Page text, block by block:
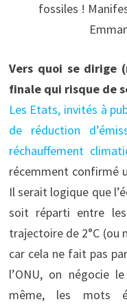
fossiles !
Vers quoi se dirige
finale qui risque de
Les Etats, invités à
de réduction
réchauffement
récemment confirmé
Il serait logique que
soit réparti entre
trajectoire de 2°C (ou
car cela ne fait pas
l’ONU, on négocie
même, les mots